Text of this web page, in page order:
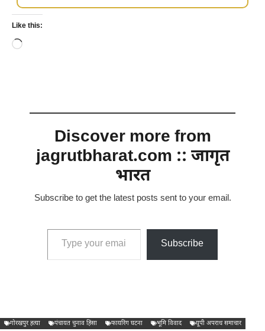
Like this:
Loading…
Discover more from
jagrutbharat.com :: जागृत
भारत
Subscribe to get the latest posts sent to your email.
Type your email…
Subscribe
गोरखपुर हत्या पंचायत चुनाव हिंसा फायरिंग घटना भूमि विवाद यूपी अपराध समाचार